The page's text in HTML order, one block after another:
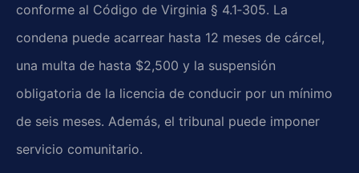
conforme al Código de Virginia § 4.1‑305. La
condena puede acarrear hasta 12 meses de cárcel,
una multa de hasta $2,500 y la suspensión
obligatoria de la licencia de conducir por un mínimo
de seis meses. Además, el tribunal puede imponer
servicio comunitario.